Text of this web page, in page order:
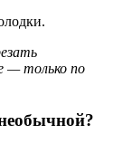
— только по